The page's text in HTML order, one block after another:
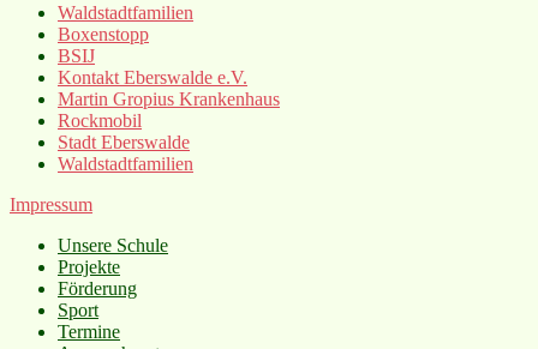
Waldstadtfamilien
Boxenstopp
BSIJ
Kontakt Eberswalde e.V.
Martin Gropius Krankenhaus
Rockmobil
Stadt Eberswalde
Waldstadtfamilien
Impressum
Unsere Schule
Projekte
Förderung
Sport
Termine